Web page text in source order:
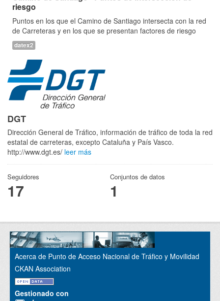
riesgo
Puntos en los que el Camino de Santiago intersecta con la red
de Carreteras y en los que se presentan factores de riesgo
datex2
DGT
Dirección General de Tráfico, información de tráfico de toda la red
estatal de carreteras, excepto Cataluña y País Vasco.
http://www.dgt.es/ leer más
Seguidores
17
Conjuntos de datos
1
Acerca de Punto de Acceso Nacional de Tráfico y Movilidad
CKAN Association
Gestionado con